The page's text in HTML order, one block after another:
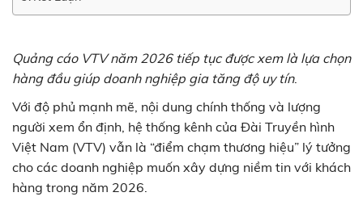
Quảng cáo VTV năm 2026 tiếp tục được xem là lựa chọn
hàng đầu giúp doanh nghiệp gia tăng độ uy tín.
Với độ phủ mạnh mẽ, nội dung chính thống và lượng
người xem ổn định, hệ thống kênh của Đài Truyền hình
Việt Nam (VTV) vẫn là “điểm chạm thương hiệu” lý tưởng
cho các doanh nghiệp muốn xây dựng niềm tin với khách
hàng trong năm 2026.